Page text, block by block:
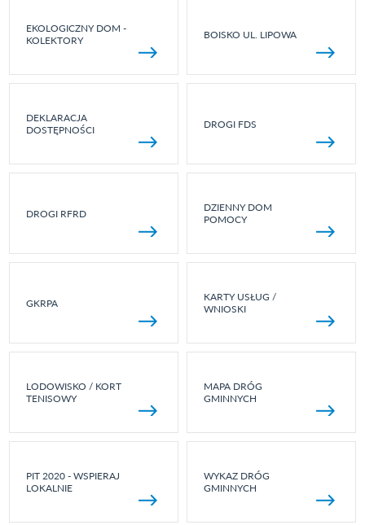
EKOLOGICZNY DOM -
KOLEKTORY
BOISKO UL. LIPOWA
DEKLARACJA
DOSTĘPNOŚCI
DROGI FDS
DROGI RFRD
DZIENNY DOM
POMOCY
GKRPA
KARTY USŁUG /
WNIOSKI
LODOWISKO / KORT
TENISOWY
MAPA DRÓG
GMINNYCH
PIT 2020 - WSPIERAJ
LOKALNIE
WYKAZ DRÓG
GMINNYCH